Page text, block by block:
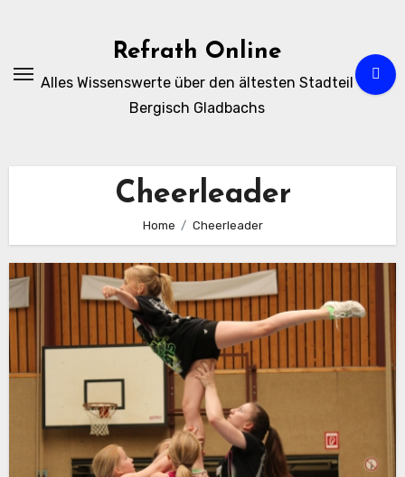
Refrath Online
Alles Wissenswerte über den ältesten Stadteil
Bergisch Gladbachs
Cheerleader
Home Cheerleader